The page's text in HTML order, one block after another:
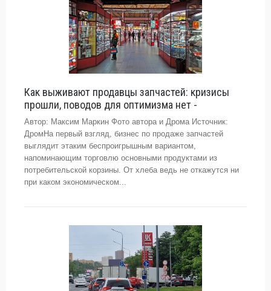
Как выживают продавцы запчастей: кризисы
прошли, поводов для оптимизма нет -
Автор: Максим Маркин Фото автора и Дрома Источник:
ДромНа первый взгляд, бизнес по продаже запчастей
выглядит этаким беспроигрышным вариантом,
напоминающим торговлю основными продуктами из
потребительской корзины. От хлеба ведь не откажутся ни
при каком экономическом...